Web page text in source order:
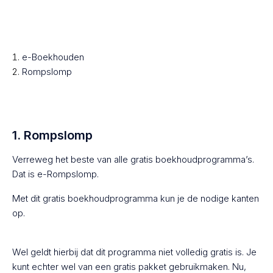
e-Boekhouden
Rompslomp
1. Rompslomp
Verreweg het beste van alle gratis boekhoudprogramma’s.
Dat is e-Rompslomp.
Met dit gratis boekhoudprogramma kun je de nodige kanten
op.
Wel geldt hierbij dat dit programma niet volledig gratis is. Je
kunt echter wel van een gratis pakket gebruikmaken. Nu,